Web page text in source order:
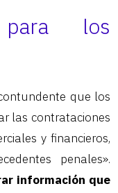
los
que los
las contrataciones
y financieros,
penales».
información que